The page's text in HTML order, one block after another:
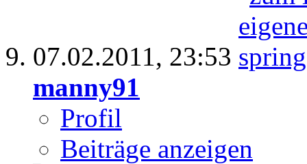
07.02.2011, 23:53
manny91
Profil
Beiträge anzeigen